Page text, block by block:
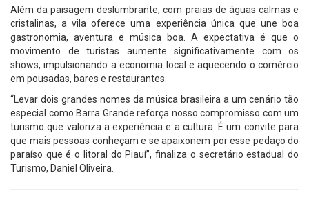
Além da paisagem deslumbrante, com praias de águas calmas e
cristalinas, a vila oferece uma experiência única que une boa
gastronomia, aventura e música boa. A expectativa é que o
movimento de turistas aumente significativamente com os
shows, impulsionando a economia local e aquecendo o comércio
em pousadas, bares e restaurantes.
“Levar dois grandes nomes da música brasileira a um cenário tão
especial como Barra Grande reforça nosso compromisso com um
turismo que valoriza a experiência e a cultura. É um convite para
que mais pessoas conheçam e se apaixonem por esse pedaço do
paraíso que é o litoral do Piauí”, finaliza o secretário estadual do
Turismo, Daniel Oliveira.